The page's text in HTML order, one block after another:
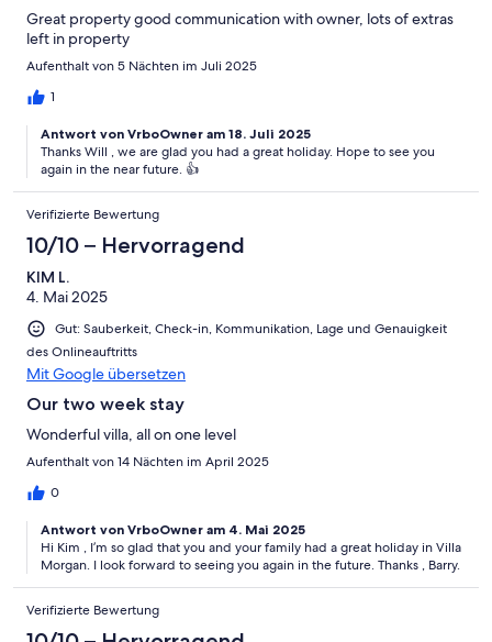
Great property good communication with owner, lots of extras
left in property
Aufenthalt von 5 Nächten im Juli 2025
1
Antwort von VrboOwner am 18. Juli 2025
Thanks Will , we are glad you had a great holiday. Hope to see you
again in the near future. 👍
Verifizierte Bewertung
10/10 – Hervorragend
KIM L.
4. Mai 2025
Gut: Sauberkeit, Check-in, Kommunikation, Lage und Genauigkeit
des Onlineauftritts
Mit Google übersetzen
Our two week stay
Wonderful villa, all on one level
Aufenthalt von 14 Nächten im April 2025
0
Antwort von VrboOwner am 4. Mai 2025
Hi Kim , I’m so glad that you and your family had a great holiday in Villa
Morgan. I look forward to seeing you again in the future. Thanks , Barry.
Verifizierte Bewertung